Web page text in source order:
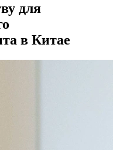
для
в Китае